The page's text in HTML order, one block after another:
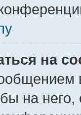
на
на